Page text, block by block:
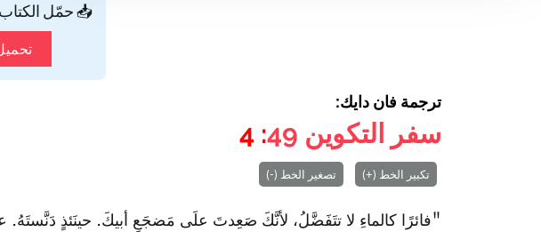
📥 حمّل
ترجمة فان دايك:
سفر التكوين 49
: 4
تكبير الخط (+) تصغير الخط (-)
"فائرًا كالماءِ لا تتَفَضَّلُ، لأنَّكَ صَعِدتَ علَى مَضجَعِ أبيكَ. حينَئذٍ دَنَّستَهُ.